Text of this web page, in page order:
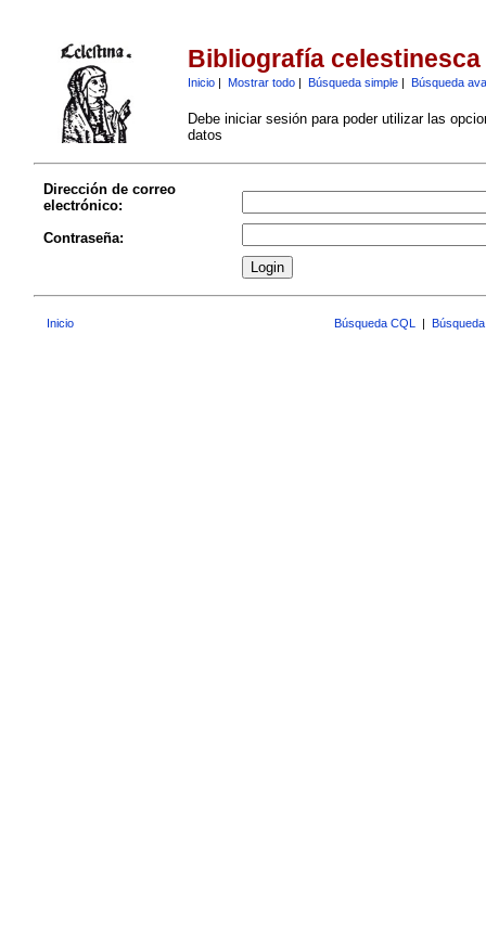
Bibliografía celestinesca
Inicio| Mostrar todo| Búsqueda simple| Búsqueda
Debe iniciar sesión para poder utilizar las
datos
Dirección de correo
electrónico:
Contraseña:
Inicio Búsqueda CQL |